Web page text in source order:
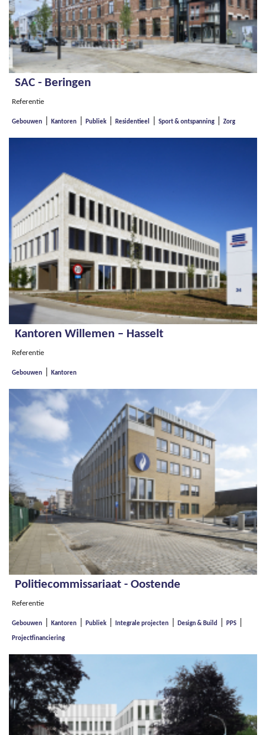
SAC - Beringen
Referentie
Gebouwen Kantoren Publiek Residentieel Sport & ontspanning Zorg
Kantoren Willemen – Hasselt
Referentie
Gebouwen Kantoren
Politiecommissariaat - Oostende
Referentie
Gebouwen Kantoren Publiek Integrale projecten Design & Build PPS
Projectfinanciering